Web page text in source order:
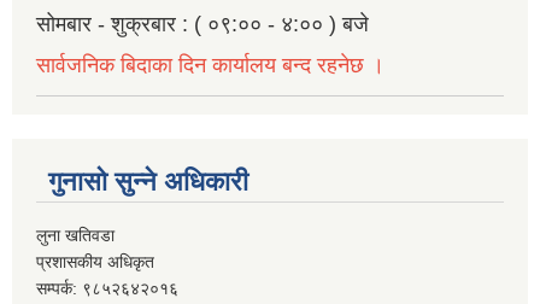
सोमबार - शुक्रबार : ( ०९:०० - ४:०० ) बजे
सार्वजनिक बिदाका दिन कार्यालय बन्द रहनेछ ।
गुनासो सुन्ने अधिकारी
लुना खतिवडा
प्रशासकीय अधिकृत
सम्पर्क: ९८५२६४२०१६